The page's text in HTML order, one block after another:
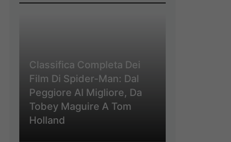
Classifica Completa Dei
Film Di Spider-Man: Dal
Peggiore Al Migliore, Da
Tobey Maguire A Tom
Holland